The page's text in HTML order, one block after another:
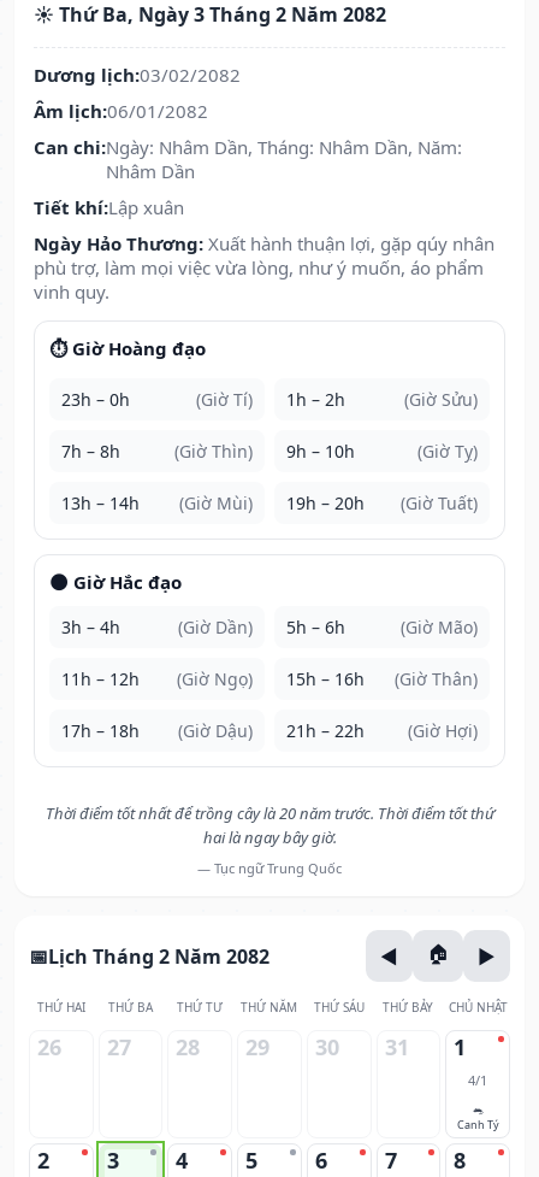
☀️ Thứ Ba, Ngày 3 Tháng 2 Năm 2082
Dương lịch:03/02/2082
Âm lịch:06/01/2082
Can chi:Ngày: Nhâm Dần, Tháng: Nhâm Dần, Năm:
Nhâm Dần
Tiết khí:Lập xuân
Ngày Hảo Thương: Xuất hành thuận lợi, gặp qúy nhân
phù trợ, làm mọi việc vừa lòng, như ý muốn, áo phẩm
vinh quy.
⏱️ Giờ Hoàng đạo
23h – 0h (Giờ Tí) 1h – 2h (Giờ Sửu)
7h – 8h (Giờ Thìn) 9h – 10h (Giờ Tỵ)
13h – 14h (Giờ Mùi) 19h – 20h (Giờ Tuất)
🌑 Giờ Hắc đạo
3h – 4h (Giờ Dần) 5h – 6h (Giờ Mão)
11h – 12h (Giờ Ngọ) 15h – 16h (Giờ Thân)
17h – 18h (Giờ Dậu) 21h – 22h (Giờ Hợi)
Thời điểm tốt nhất để trồng cây là 20 năm trước. Thời điểm tốt thứ
hai là ngay bây giờ.
— Tục ngữ Trung Quốc
Lịch Tháng 2 Năm 2082
THỨ HAI THỨ BA THỨ TƯ THỨ NĂM THỨ SÁU THỨ BẢY CHỦ NHẬT
26 27 28 29 30 31 1
4/1
🐀
Canh Tý
2 3 4 5 6 7 8